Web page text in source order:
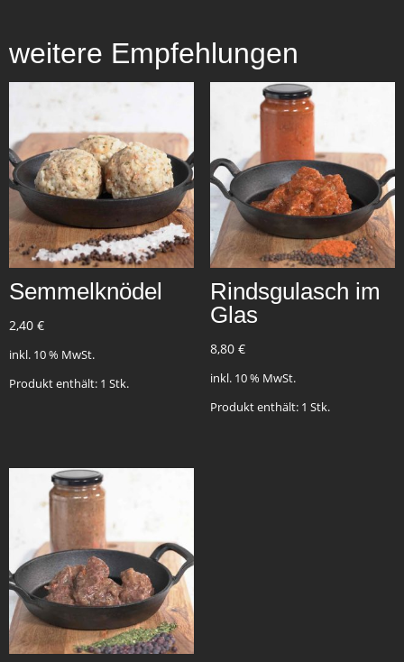
weitere Empfehlungen
Semmelknödel
2,40 €
inkl. 10 % MwSt.
Produkt enthält: 1 Stk.
Rindsgulasch im
Glas
8,80 €
inkl. 10 % MwSt.
Produkt enthält: 1 Stk.